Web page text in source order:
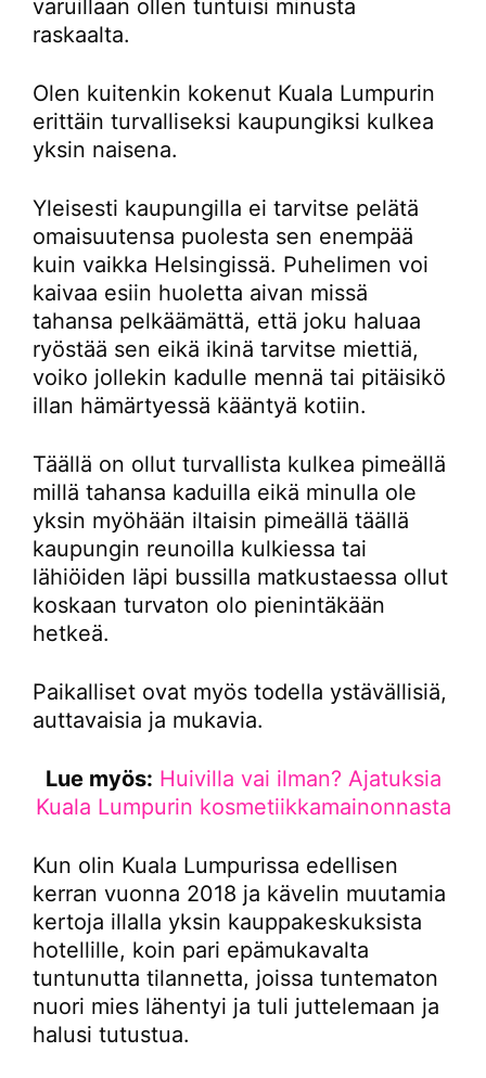
varuillaan ollen tuntuisi minusta
raskaalta.
Olen kuitenkin kokenut Kuala Lumpurin
erittäin turvalliseksi kaupungiksi kulkea
yksin naisena.
Yleisesti kaupungilla ei tarvitse pelätä
omaisuutensa puolesta sen enempää
kuin vaikka Helsingissä. Puhelimen voi
kaivaa esiin huoletta aivan missä
tahansa pelkäämättä, että joku haluaa
ryöstää sen eikä ikinä tarvitse miettiä,
voiko jollekin kadulle mennä tai pitäisikö
illan hämärtyessä kääntyä kotiin.
Täällä on ollut turvallista kulkea pimeällä
millä tahansa kaduilla eikä minulla ole
yksin myöhään iltaisin pimeällä täällä
kaupungin reunoilla kulkiessa tai
lähiöiden läpi bussilla matkustaessa ollut
koskaan turvaton olo pienintäkään
hetkeä.
Paikalliset ovat myös todella ystävällisiä,
auttavaisia ja mukavia.
Lue myös: Huivilla vai ilman? Ajatuksia
Kuala Lumpurin kosmetiikkamainonnasta
Kun olin Kuala Lumpurissa edellisen
kerran vuonna 2018 ja kävelin muutamia
kertoja illalla yksin kauppakeskuksista
hotellille, koin pari epämukavalta
tuntunutta tilannetta, joissa tuntematon
nuori mies lähentyi ja tuli juttelemaan ja
halusi tutustua.